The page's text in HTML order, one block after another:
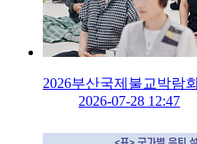
2026부산국제불교박람
2026-07-28 12:47